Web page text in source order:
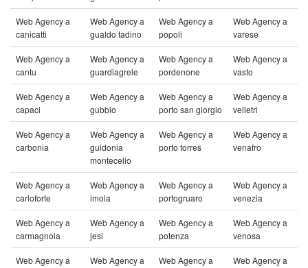
Web Agency a
canicatti
Web Agency a
gualdo tadino
Web Agency a
popoli
Web Agency a
varese
Web Agency a
cantu
Web Agency a
guardiagrele
Web Agency a
pordenone
Web Agency a
vasto
Web Agency a
capaci
Web Agency a
gubbio
Web Agency a
porto san giorgio
Web Agency a
velletri
Web Agency a
carbonia
Web Agency a
guidonia
montecelio
Web Agency a
porto torres
Web Agency a
venafro
Web Agency a
carloforte
Web Agency a
imola
Web Agency a
portogruaro
Web Agency a
venezia
Web Agency a
carmagnola
Web Agency a
jesi
Web Agency a
potenza
Web Agency a
venosa
Web Agency a
Web Agency a
Web Agency a
Web Agency a